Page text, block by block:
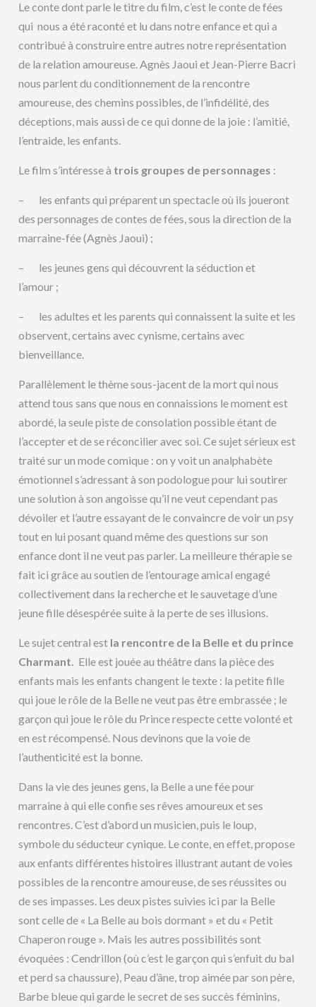
Le conte dont parle le titre du film, c’est le conte de fées
qui nous a été raconté et lu dans notre enfance et qui a
contribué à construire entre autres notre représentation
de la relation amoureuse. Agnès Jaoui et Jean-Pierre Bacri
nous parlent du conditionnement de la rencontre
amoureuse, des chemins possibles, de l’infidélité, des
déceptions, mais aussi de ce qui donne de la joie : l’amitié,
l’entraide, les enfants.
Le film s’intéresse à trois groupes de personnages :
– les enfants qui préparent un spectacle où ils joueront
des personnages de contes de fées, sous la direction de la
marraine-fée (Agnès Jaoui) ;
– les jeunes gens qui découvrent la séduction et
l’amour ;
– les adultes et les parents qui connaissent la suite et les
observent, certains avec cynisme, certains avec
bienveillance.
Parallèlement le thème sous-jacent de la mort qui nous
attend tous sans que nous en connaissions le moment est
abordé, la seule piste de consolation possible étant de
l’accepter et de se réconcilier avec soi. Ce sujet sérieux est
traité sur un mode comique : on y voit un analphabète
émotionnel s’adressant à son podologue pour lui soutirer
une solution à son angoisse qu’il ne veut cependant pas
dévoiler et l’autre essayant de le convaincre de voir un psy
tout en lui posant quand même des questions sur son
enfance dont il ne veut pas parler. La meilleure thérapie se
fait ici grâce au soutien de l’entourage amical engagé
collectivement dans la recherche et le sauvetage d’une
jeune fille désespérée suite à la perte de ses illusions.
Le sujet central est la rencontre de la Belle et du prince
Charmant. Elle est jouée au théâtre dans la pièce des
enfants mais les enfants changent le texte : la petite fille
qui joue le rôle de la Belle ne veut pas être embrassée ; le
garçon qui joue le rôle du Prince respecte cette volonté et
en est récompensé. Nous devinons que la voie de
l’authenticité est la bonne.
Dans la vie des jeunes gens, la Belle a une fée pour
marraine à qui elle confie ses rêves amoureux et ses
rencontres. C’est d’abord un musicien, puis le loup,
symbole du séducteur cynique. Le conte, en effet, propose
aux enfants différentes histoires illustrant autant de voies
possibles de la rencontre amoureuse, de ses réussites ou
de ses impasses. Les deux pistes suivies ici par la Belle
sont celle de « La Belle au bois dormant » et du « Petit
Chaperon rouge ». Mais les autres possibilités sont
évoquées : Cendrillon (où c’est le garçon qui s’enfuit du bal
et perd sa chaussure), Peau d’âne, trop aimée par son père,
Barbe bleue qui garde le secret de ses succès féminins,